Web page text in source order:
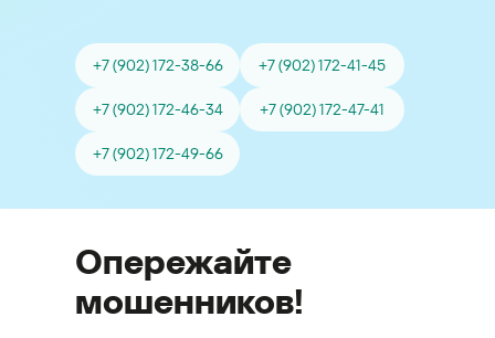
+7 (902) 172-38-66 +7 (902) 172-41-45
+7 (902) 172-46-34 +7 (902) 172-47-41
+7 (902) 172-49-66
Опережайте
мошенников!